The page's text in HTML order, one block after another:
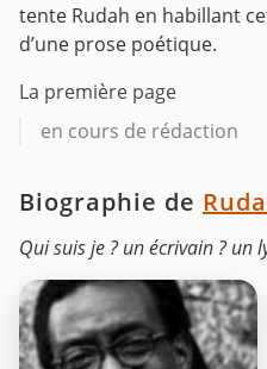
tente Rudah en habillant
d’une prose poétique.
La première page
en cours de rédaction
Biographie de
Qui suis je ? un écrivain ? un